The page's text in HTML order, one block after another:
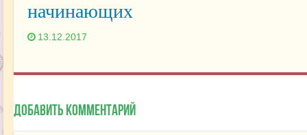
начинающих
13.12.2017
Добавить комментарий